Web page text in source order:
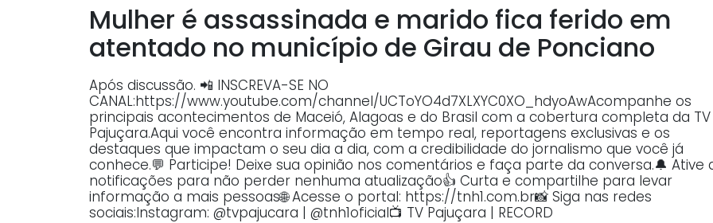
Mulher é assassinada e marido fica ferido em
atentado no município de Girau de Ponciano
Após discussão. 📲 INSCREVA-SE NO
CANAL:https://www.youtube.com/channel/UCToYO4d7XLXYC0XO_hdyoAwAcompanhe os
principais acontecimentos de Maceió, Alagoas e do Brasil com a cobertura completa da TV
Pajuçara.Aqui você encontra informação em tempo real, reportagens exclusivas e os
destaques que impactam o seu dia a dia, com a credibilidade do jornalismo que você já
conhece.💬 Participe! Deixe sua opinião nos comentários e faça parte da conversa.🔔 Ative
notificações para não perder nenhuma atualização👍 Curta e compartilhe para levar
informação a mais pessoas🌐 Acesse o portal: https://tnh1.com.br📸 Siga nas redes
sociais:Instagram: @tvpajucara | @tnh1oficial📺 TV Pajuçara | RECORD